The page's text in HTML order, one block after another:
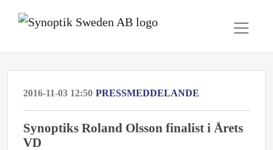
2016-11-03 12:50 PRESSMEDDELANDE
Synoptiks Roland Olsson finalist i Årets
VD